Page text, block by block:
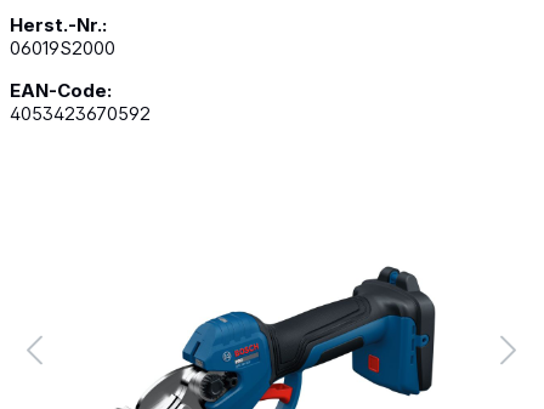
Herst.-Nr.:
06019S2000
EAN-Code:
4053423670592